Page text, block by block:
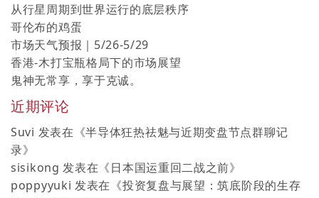
从行星周期到世界运行的底层秩序
哥伦布的鸡蛋
市场天气预报｜5/26-5/29
香港-木打宝瓶格局下的市场展望
鬼神无常享，享于克诚。
近期评论
Suvi 发表在《半导体狂热祛魅与近期变盘节点群聊记
录》
sisikong 发表在《日本国运重回二战之前》
poppyyuki 发表在《投资复盘与展望：筑底阶段的生存